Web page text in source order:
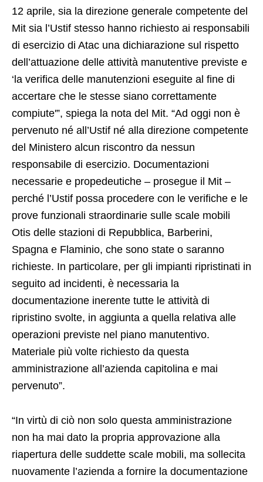
12 aprile, sia la direzione generale competente del
Mit sia l’Ustif stesso hanno richiesto ai responsabili
di esercizio di Atac una dichiarazione sul rispetto
dell’attuazione delle attività manutentive previste e
‘la verifica delle manutenzioni eseguite al fine di
accertare che le stesse siano correttamente
compiute'”, spiega la nota del Mit. “Ad oggi non è
pervenuto né all’Ustif né alla direzione competente
del Ministero alcun riscontro da nessun
responsabile di esercizio. Documentazioni
necessarie e propedeutiche – prosegue il Mit –
perché l’Ustif possa procedere con le verifiche e le
prove funzionali straordinarie sulle scale mobili
Otis delle stazioni di Repubblica, Barberini,
Spagna e Flaminio, che sono state o saranno
richieste. In particolare, per gli impianti ripristinati in
seguito ad incidenti, è necessaria la
documentazione inerente tutte le attività di
ripristino svolte, in aggiunta a quella relativa alle
operazioni previste nel piano manutentivo.
Materiale più volte richiesto da questa
amministrazione all’azienda capitolina e mai
pervenuto”.
“In virtù di ciò non solo questa amministrazione
non ha mai dato la propria approvazione alla
riapertura delle suddette scale mobili, ma sollecita
nuovamente l’azienda a fornire la documentazione